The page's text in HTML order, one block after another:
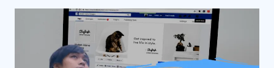
下
的
APPS，
哪